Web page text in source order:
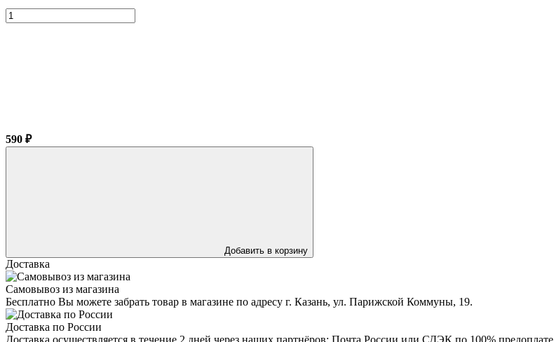
590 ₽
Добавить в корзину
Доставка
Самовывоз из магазина
Бесплатно Вы можете забрать товар в магазине по адресу г. Казань, ул. Парижской Коммуны, 19.
Доставка по России
Доставка осуществляется в течение 2 дней через наших партнёров: Почта России или СДЭК по 100% предоплате.